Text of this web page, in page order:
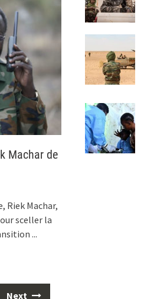
Machar de
Riek Machar,
sceller la
...
Next